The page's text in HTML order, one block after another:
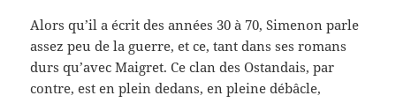
Alors qu’il a écrit des années 30 à 70, Simenon parle
assez peu de la guerre, et ce, tant dans ses romans
durs qu’avec Maigret. Ce clan des Ostandais, par
contre, est en plein dedans, en pleine débâcle,